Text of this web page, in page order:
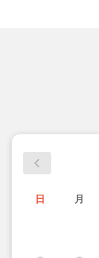
日 月